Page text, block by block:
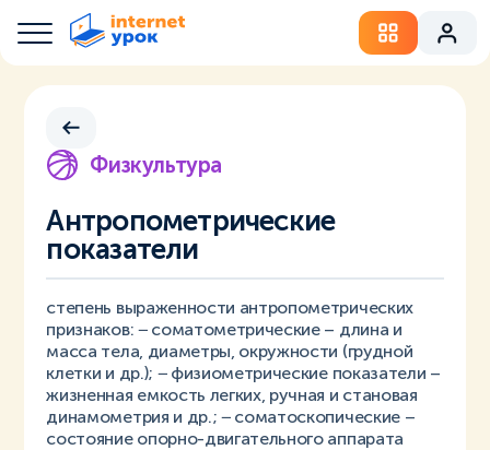
Физкультура
Антропометрические
показатели
степень выраженности антропометрических
признаков: − соматометрические – длина и
масса тела, диаметры, окружности (грудной
клетки и др.); − физиометрические показатели –
жизненная емкость легких, ручная и становая
динамометрия и др.; − соматоскопические –
состояние опорно-двигательного аппарата